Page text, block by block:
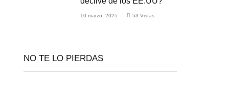
10 marzo, 2025 53 Vistas
NO TE LO PIERDAS